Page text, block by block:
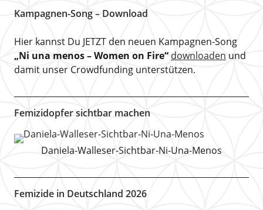
Kampagnen-Song – Download
Hier kannst Du JETZT den neuen Kampagnen-Song
„Ni una menos – Women on Fire“downloaden und
damit unser Crowdfunding unterstützen.
Femizidopfer sichtbar machen
Daniela-Walleser-Sichtbar-Ni-Una-Menos
Femizide in Deutschland 2026